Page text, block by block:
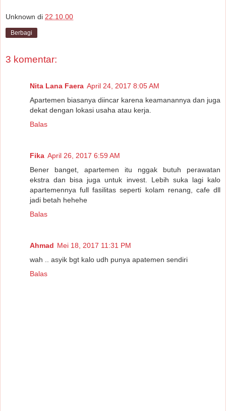
Unknown di 22.10.00
Berbagi
3 komentar:
Nita Lana Faera April 24, 2017 8:05 AM
Apartemen biasanya diincar karena keamanannya dan juga
dekat dengan lokasi usaha atau kerja.
Balas
Fika April 26, 2017 6:59 AM
Bener banget, apartemen itu nggak butuh perawatan
ekstra dan bisa juga untuk invest. Lebih suka lagi kalo
apartemennya full fasilitas seperti kolam renang, cafe dll
jadi betah hehehe
Balas
Ahmad Mei 18, 2017 11:31 PM
wah .. asyik bgt kalo udh punya apatemen sendiri
Balas